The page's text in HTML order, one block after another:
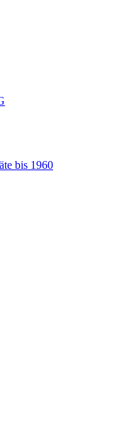
bis 1960